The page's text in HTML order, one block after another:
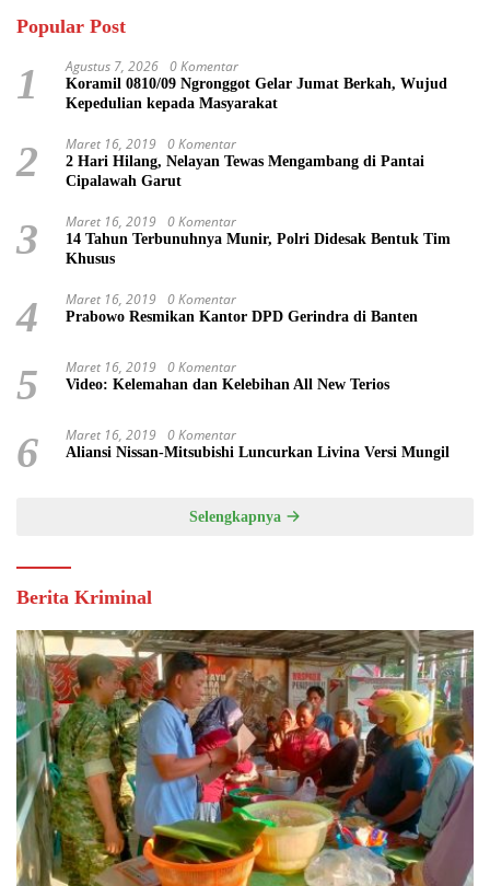
Popular Post
1 Agustus 7, 2026 0 Komentar
Koramil 0810/09 Ngronggot Gelar Jumat Berkah, Wujud
Kepedulian kepada Masyarakat
2 Maret 16, 2019 0 Komentar
2 Hari Hilang, Nelayan Tewas Mengambang di Pantai
Cipalawah Garut
3 Maret 16, 2019 0 Komentar
14 Tahun Terbunuhnya Munir, Polri Didesak Bentuk Tim
Khusus
4 Maret 16, 2019 0 Komentar
Prabowo Resmikan Kantor DPD Gerindra di Banten
5 Maret 16, 2019 0 Komentar
Video: Kelemahan dan Kelebihan All New Terios
6 Maret 16, 2019 0 Komentar
Aliansi Nissan-Mitsubishi Luncurkan Livina Versi Mungil
Selengkapnya
Berita Kriminal